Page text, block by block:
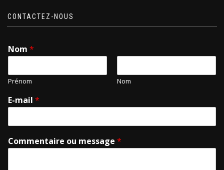
CONTACTEZ-NOUS
Nom *
Prénom Nom
E-mail *
Commentaire ou message *